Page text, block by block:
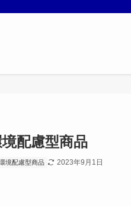
配慮型商品
境配慮型商品 2023年9月1日